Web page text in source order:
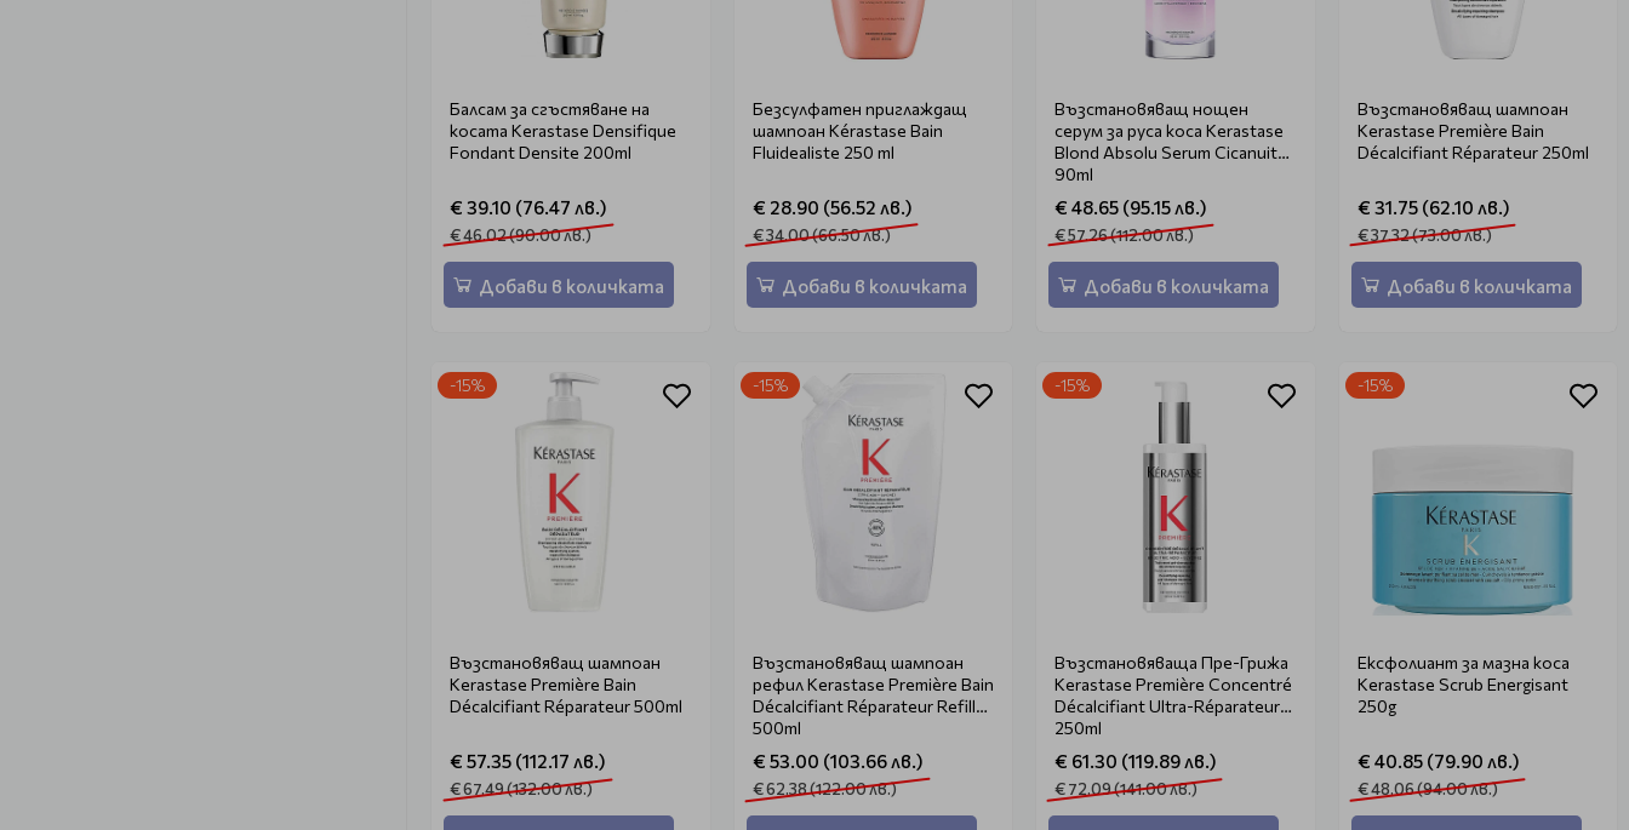
Балсам за сгъстяване на
косата Kerastase Densifique
Fondant Densite 200ml
€ 39.10 (76.47 лв.)
€ 46.02 (90.00 лв.)
Добави в количката
Безсулфатен приглаждащ
шампоан Kérastase Bain
Fluidealiste 250 ml
€ 28.90 (56.52 лв.)
€ 34.00 (66.50 лв.)
Добави в количката
Възстановяващ нощен
серум за руса коса Kerastase
Blond Absolu Serum Cicanuit
90ml
€ 48.65 (95.15 лв.)
€ 57.26 (112.00 лв.)
Добави в количката
Възстановяващ шампоан
Kerastase Première Bain
Décalcifiant Réparateur 250ml
€ 31.75 (62.10 лв.)
€ 37.32 (73.00 лв.)
Добави в количката
-15%
Възстановяващ шампоан
Kerastase Première Bain
Décalcifiant Réparateur 500ml
€ 57.35 (112.17 лв.)
€ 67.49 (132.00 лв.)
-15%
Възстановяващ шампоан
рефил Kerastase Première Bain
Décalcifiant Réparateur Refill
500ml
€ 53.00 (103.66 лв.)
€ 62.38 (122.00 лв.)
-15%
Възстановяваща Пре-Грижа
Kerastase Première Concentré
Décalcifiant Ultra-Réparateur
250ml
€ 61.30 (119.89 лв.)
€ 72.09 (141.00 лв.)
-15%
Ексфолиант за мазна коса
Kerastase Scrub Energisant
250g
€ 40.85 (79.90 лв.)
€ 48.06 (94.00 лв.)